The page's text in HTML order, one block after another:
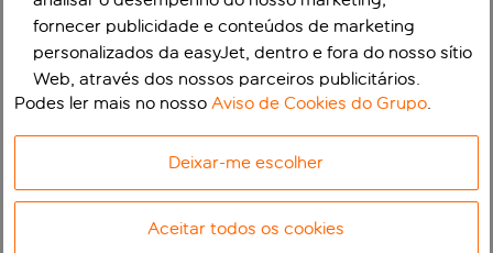
fornecer publicidade e conteúdos de marketing
personalizados da easyJet, dentro e fora do nosso sítio
Web, através dos nossos parceiros publicitários.
Podes ler mais no nossoAviso de Cookies do Grupo.
Deixar-me escolher
Aceitar todos os cookies